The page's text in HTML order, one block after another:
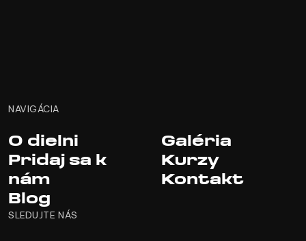
NAVIGÁCIA
O dielni
Pridaj sa k
nám
Blog
Galéria
Kurzy
Kontakt
SLEDUJTE NÁS